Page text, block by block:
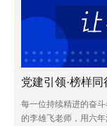
每一位持续精进的奋
的李雄飞老师，用六